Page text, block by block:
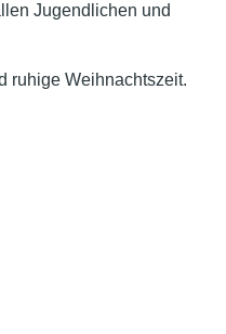
Jugendlichen und
ruhige Weihnachtszeit.